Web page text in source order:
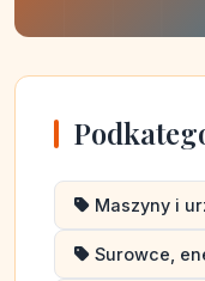
Maszyny i
Surowce,